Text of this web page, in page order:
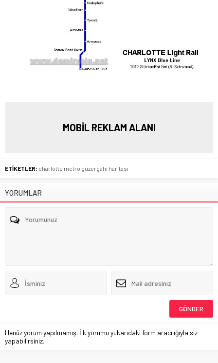
MOBİL REKLAM ALANI
ETİKETLER: charlotte metro güzergahı haritası
YORUMLAR
Henüz yorum yapılmamış. İlk yorumu yukarıdaki form aracılığıyla siz
yapabilirsiniz.